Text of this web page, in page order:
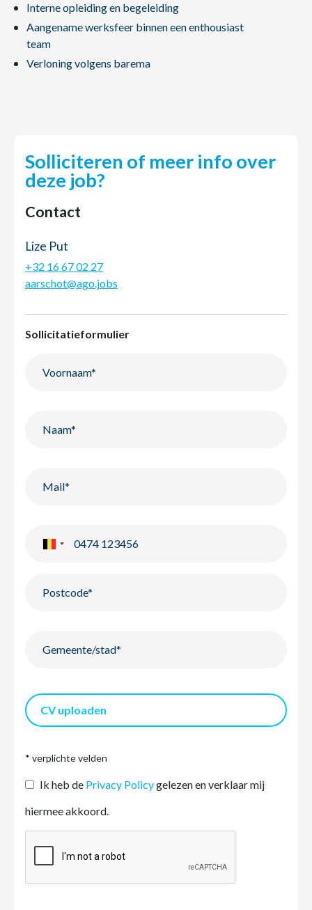
Interne opleiding en begeleiding
Aangename werksfeer binnen een enthousiast
team
Verloning volgens barema
Solliciteren of meer info over
deze job?
Contact
Lize Put
+32 16 67 02 27
aarschot@ago.jobs
Sollicitatieformulier
CV uploaden
* verplichte velden
Ik heb de Privacy Policygelezen en verklaar mij
hiermee akkoord.